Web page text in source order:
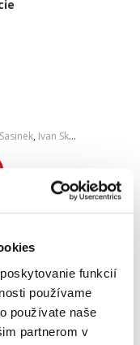
funkcií
používame
používate naše
partnerom v
, Ivan Skaloš
názorov v